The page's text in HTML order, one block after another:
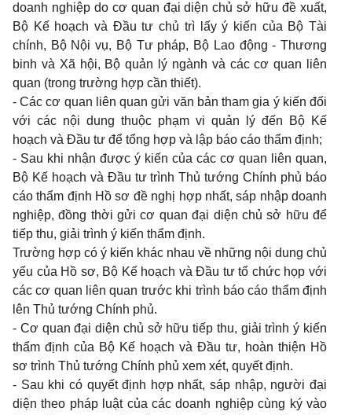
doanh nghiệp do cơ quan đại diện chủ sở hữu đề xuất,
Bộ Kế hoạch và Đầu tư chủ trì lấy ý kiến của Bộ Tài
chính, Bộ Nội vụ, Bộ Tư pháp, Bộ Lao động - Thương
binh và Xã hội, Bộ quản lý ngành và các cơ quan liên
quan (trong trường hợp cần thiết).
- Các cơ quan liên quan gửi văn bản tham gia ý kiến đối
với các nội dung thuộc phạm vi quản lý đến Bộ Kế
hoạch và Đầu tư để tổng hợp và lập báo cáo thẩm định;
- Sau khi nhận được ý kiến của các cơ quan liên quan,
Bộ Kế hoạch và Đầu tư trình Thủ tướng Chính phủ báo
cáo thẩm định Hồ sơ đề nghị hợp nhất, sáp nhập doanh
nghiệp, đồng thời gửi cơ quan đại diện chủ sở hữu để
tiếp thu, giải trình ý kiến thẩm định.
Trường hợp có ý kiến khác nhau về những nội dung chủ
yếu của Hồ sơ, Bộ Kế hoạch và Đầu tư tổ chức họp với
các cơ quan liên quan trước khi trình báo cáo thẩm định
lên Thủ tướng Chính phủ.
- Cơ quan đại diện chủ sở hữu tiếp thu, giải trình ý kiến
thẩm định của Bộ Kế hoạch và Đầu tư, hoàn thiện Hồ
sơ trình Thủ tướng Chính phủ xem xét, quyết định.
- Sau khi có quyết định hợp nhất, sáp nhập, người đại
diện theo pháp luật của các doanh nghiệp cùng ký vào